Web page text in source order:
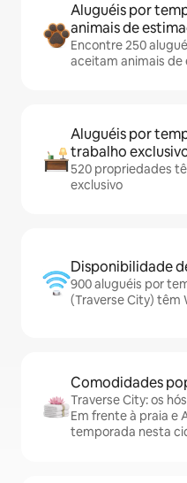
Aluguéis por
animais de
Encontre 250
aceitam animais de
Aluguéis por
trabalho
520 propriedades
exclusivo
Disponibilidade
900 aluguéis por
(Traverse City) têm
Comodidades
Traverse City: os
Em frente à praia e
temporada nesta